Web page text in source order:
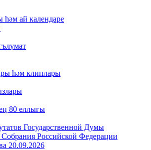
ай календаре
һәм клиплары
80 еллыгы
Государственной Думы
Российской Федерации
20.09.2026